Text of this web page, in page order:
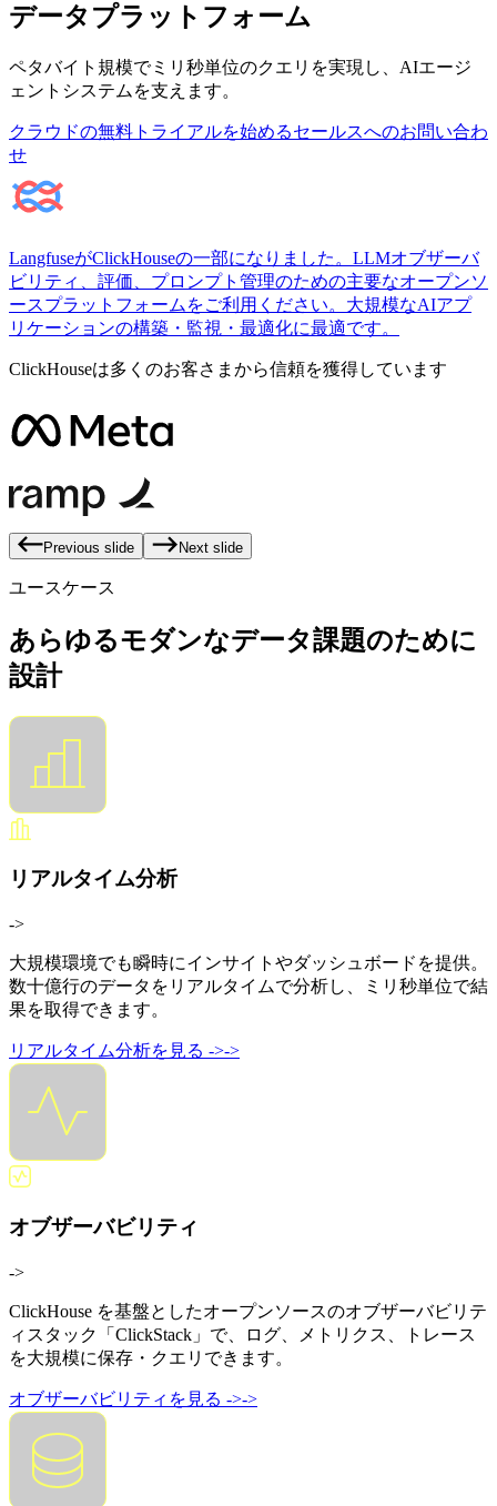
データプラットフォーム
ペタバイト規模でミリ秒単位のクエリを実現し、AIエージ
ェントシステムを支えます。
クラウドの無料トライアルを始めるセールスへのお問い合わ
せ
LangfuseがClickHouseの一部になりました。LLMオブザーバ
ビリティ、評価、プロンプト管理のための主要なオープンソ
ースプラットフォームをご利用ください。大規模なAIアプ
リケーションの構築・監視・最適化に最適です。
ClickHouseは多くのお客さまから信頼を獲得しています
Previous slide Next slide
ユースケース
あらゆるモダンなデータ課題のために
設計
リアルタイム分析
->
大規模環境でも瞬時にインサイトやダッシュボードを提供。
数十億行のデータをリアルタイムで分析し、ミリ秒単位で結
果を取得できます。
リアルタイム分析を見る ->->
オブザーバビリティ
->
ClickHouse を基盤としたオープンソースのオブザーバビリテ
ィスタック「ClickStack」で、ログ、メトリクス、トレース
を大規模に保存・クエリできます。
オブザーバビリティを見る ->->